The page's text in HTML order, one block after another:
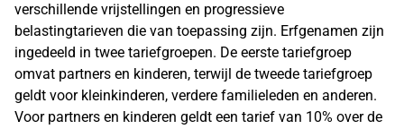
verschillende vrijstellingen en progressieve
belastingtarieven die van toepassing zijn. Erfgenamen zijn
ingedeeld in twee tariefgroepen. De eerste tariefgroep
omvat partners en kinderen, terwijl de tweede tariefgroep
geldt voor kleinkinderen, verdere familieleden en anderen.
Voor partners en kinderen geldt een tarief van 10% over de